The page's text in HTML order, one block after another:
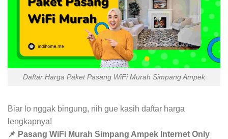
Daftar Harga Paket Pasang WiFi Murah Simpang Ampek
Biar lo nggak bingung, nih gue kasih daftar harga
lengkapnya!
📌 Pasang WiFi Murah Simpang Ampek Internet Only